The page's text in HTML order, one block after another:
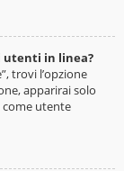
utenti in linea?
trovi l’opzione
apparirai solo
come utente